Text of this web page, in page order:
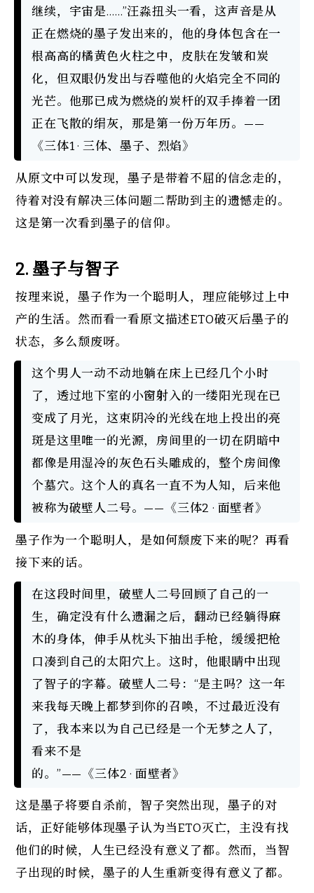
继续，宇宙是……”汪淼扭头一看，这声音是从
正在燃烧的墨子发出来的，他的身体包含在一
根高高的橘黄色火柱之中，皮肤在发皱和炭
化，但双眼仍发出与吞噬他的火焰完全不同的
光芒。他那已成为燃烧的炭杆的双手捧着一团
正在飞散的绢灰，那是第一份万年历。——
《三体1 · 三体、墨子、烈焰》
从原文中可以发现，墨子是带着不屈的信念走的，
待着对没有解决三体问题二帮助到主的遗憾走的。
这是第一次看到墨子的信仰。
2. 墨子与智子
按理来说，墨子作为一个聪明人，理应能够过上中
产的生活。然而看一看原文描述ETO破灭后墨子的
状态，多么颓废呀。
这个男人一动不动地躺在床上已经几个小时
了，透过地下室的小窗射入的一缕阳光现在已
变成了月光，这束阴冷的光线在地上投出的亮
斑是这里唯一的光源，房间里的一切在阴暗中
都像是用湿冷的灰色石头雕成的，整个房间像
个墓穴。这个人的真名一直不为人知，后来他
被称为破壁人二号。——《三体2 · 面壁者》
墨子作为一个聪明人，是如何颓废下来的呢？再看
接下来的话。
在这段时间里，破壁人二号回顾了自己的一
生，确定没有什么遗漏之后，翻动已经躺得麻
木的身体，伸手从枕头下抽出手枪，缓缓把枪
口凑到自己的太阳穴上。这时，他眼睛中出现
了智子的字幕。破壁人二号：“是主吗？这一年
来我每天晚上都梦到你的召唤，不过最近没有
了，我本来以为自己已经是一个无梦之人了，
看来不是
的。”——《三体2 · 面壁者》
这是墨子将要自杀前，智子突然出现，墨子的对
话，正好能够体现墨子认为当ETO灭亡，主没有找
他们的时候，人生已经没有意义了都。然而，当智
子出现的时候，墨子的人生重新变得有意义了都。